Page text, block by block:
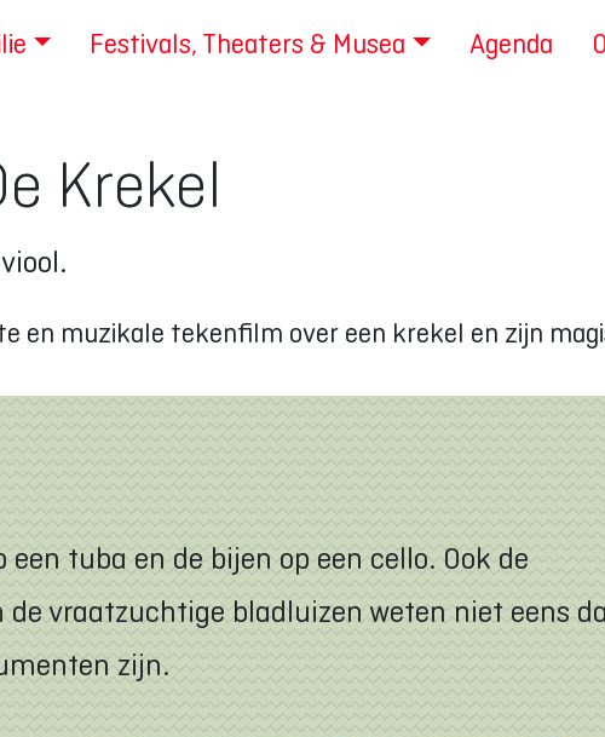
Festivals, Theaters & Musea Agenda
Krekel
en muzikale tekenfilm over een krekel en zijn
tuba en de bijen op een cello. Ook de
vraatzuchtige bladluizen weten niet eens
zijn.